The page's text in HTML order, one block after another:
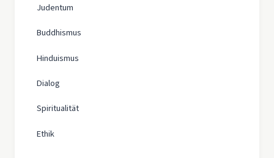
Judentum
Buddhismus
Hinduismus
Dialog
Spiritualität
Ethik